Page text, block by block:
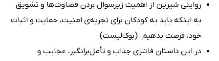
روایتی شیرین از اهمیت زیرسوال بردن قضاوت‌ها و تشویق
به اینکه باید به کودکان برای تجربه‌ی امنیت، حمایت و اثبات
خود، فرصت بدهیم. (بوک‌لیست)
در این داستان فانتزی جذاب و تأمل‌برانگیز، عجایب و